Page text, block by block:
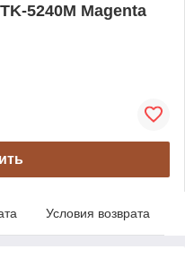
5240M Magenta
Условия возврата